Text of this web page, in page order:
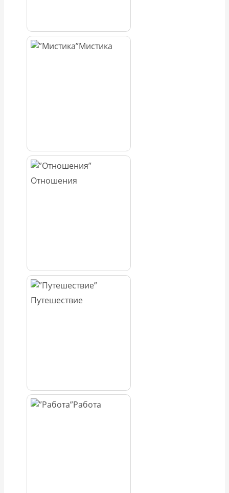
Мистика
Отношения
Путешествие
Работа